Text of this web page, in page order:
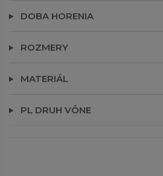
svojom domove znova a znova.
DOBA HORENIA
ROZMERY
MATERIÁL
PL DRUH VÔNE